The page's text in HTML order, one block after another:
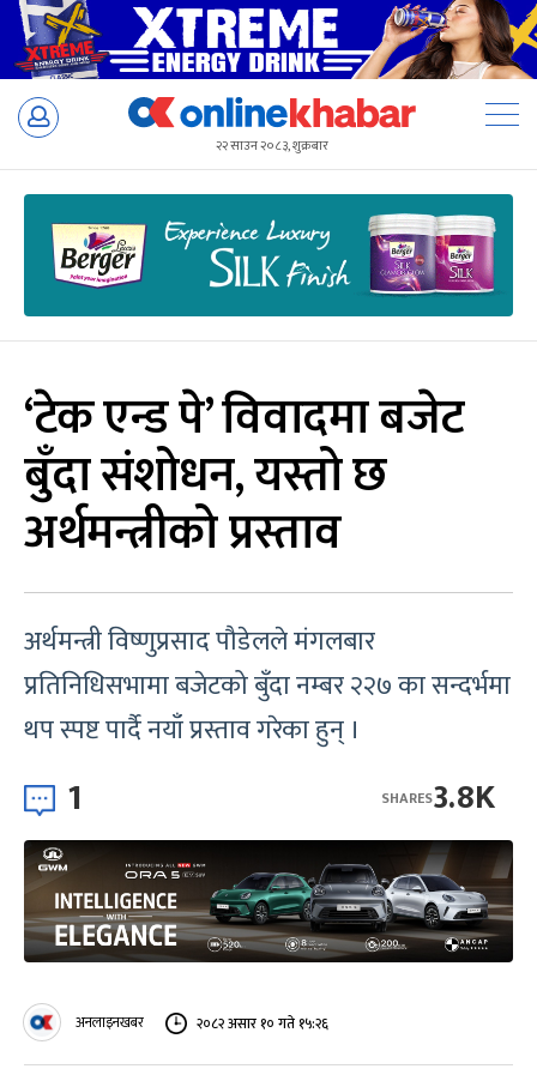
Skip
२२ साउन २०८३, शुक्रबार
‘टेक एन्ड पे’ विवादमा बजेट
बुँदा संशोधन, यस्तो छ
अर्थमन्त्रीको प्रस्ताव
अर्थमन्त्री विष्णुप्रसाद पौडेलले मंगलबार
प्रतिनिधिसभामा बजेटको बुँदा नम्बर २२७ का सन्दर्भमा
थप स्पष्ट पार्दै नयाँ प्रस्ताव गरेका हुन् ।
1 3.8K
SHARES
अनलाइनखबर २०८२ असार १० गते १५:२६